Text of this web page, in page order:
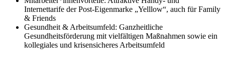
Internettarife der Post‑Eigenmarke „Yelllow“, auch für Family
& Friends
Gesundheit & Arbeitsumfeld: Ganzheitliche
Gesundheitsförderung mit vielfältigen Maßnahmen sowie ein
kollegiales und krisensicheres Arbeitsumfeld